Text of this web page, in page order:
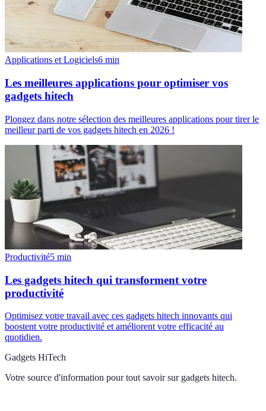
Applications et Logiciels6 min
Les meilleures applications pour optimiser vos
gadgets hitech
Plongez dans notre sélection des meilleures applications pour tirer le
meilleur parti de vos gadgets hitech en 2026 !
Productivité5 min
Les gadgets hitech qui transforment votre
productivité
Optimisez votre travail avec ces gadgets hitech innovants qui
boostent votre productivité et améliorent votre efficacité au
quotidien.
Gadgets HiTech
Votre source d'information pour tout savoir sur gadgets hitech.